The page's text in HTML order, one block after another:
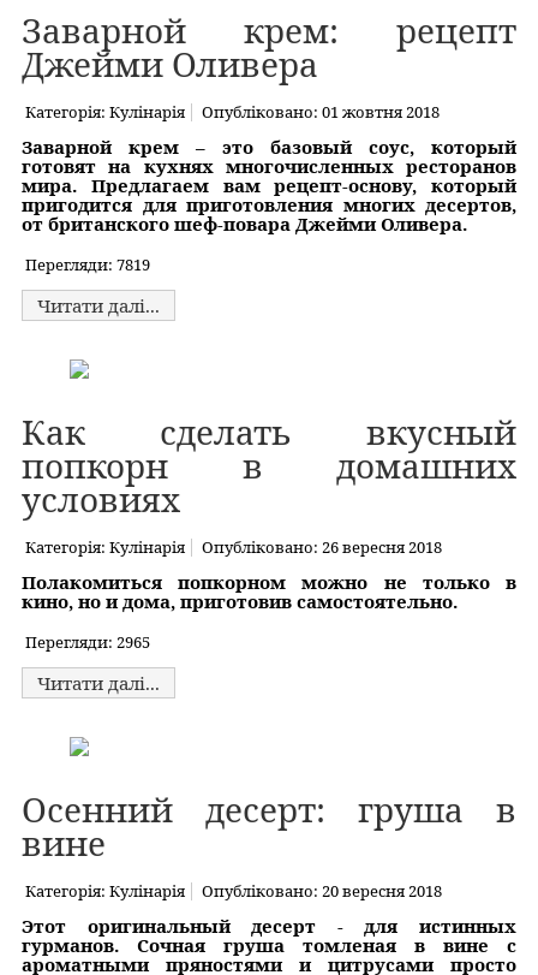
Заварной крем: рецепт
Джейми Оливера
Категорія: Кулінарія Опубліковано: 01 жовтня 2018
Заварной крем – это базовый соус, который
готовят на кухнях многочисленных ресторанов
мира. Предлагаем вам рецепт-основу, который
пригодится для приготовления многих десертов,
от британского шеф-повара Джейми Оливера.
Перегляди: 7819
Читати далі...
Как сделать вкусный
попкорн в домашних
условиях
Категорія: Кулінарія Опубліковано: 26 вересня 2018
Полакомиться попкорном можно не только в
кино, но и дома, приготовив самостоятельно.
Перегляди: 2965
Читати далі...
Осенний десерт: груша в
вине
Категорія: Кулінарія Опубліковано: 20 вересня 2018
Этот оригинальный десерт - для истинных
гурманов. Сочная груша томленая в вине с
ароматными пряностями и цитрусами просто